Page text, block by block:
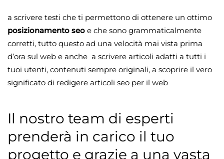
a scrivere testi che ti permettono di ottenere un ottimo
posizionamento seo e che sono grammaticalmente
corretti, tutto questo ad una velocità mai vista prima
d’ora sul web e anche a scrivere articoli adatti a tutti i
tuoi utenti, contenuti sempre originali, a scoprire il vero
significato di redigere articoli seo per il web
Il nostro team di esperti
prenderà in carico il tuo
progetto e grazie a una vasta